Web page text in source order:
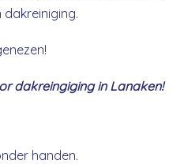
dakreingiging in Lanaken!
handen.